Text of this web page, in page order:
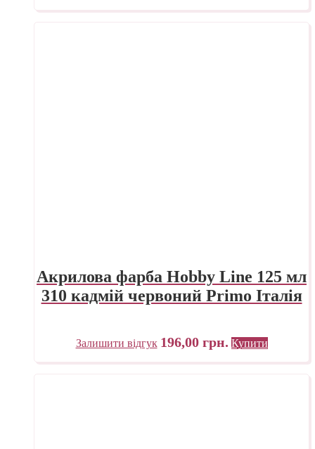
Акрилова фарба Hobby Line 125 мл
310 кадмій червоний Primo Італія
Залишити відгук 196,00 грн. Купити